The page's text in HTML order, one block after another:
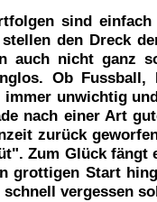
sind
den Dreck
auch nicht ganz
Ob
immer unwichtig
nach einer Art
zurück
Zum Glück fängt
grottigen Start
schnell vergessen